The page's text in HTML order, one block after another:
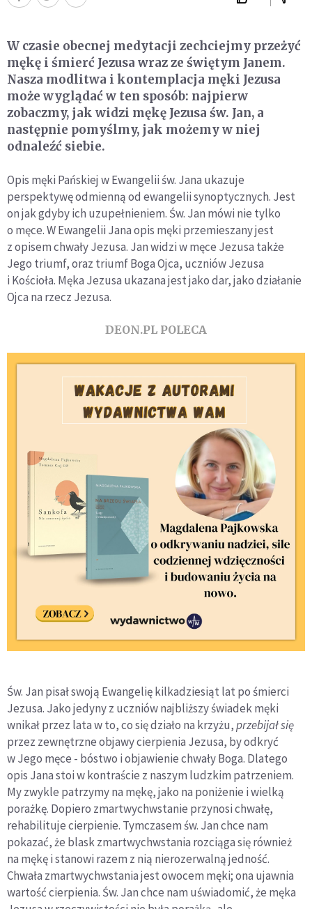
W czasie obecnej medytacji zechciejmy przeżyć
mękę i śmierć Jezusa wraz ze świętym Janem.
Nasza modlitwa i kontemplacja męki Jezusa
może wyglądać w ten sposób: najpierw
zobaczmy, jak widzi mękę Jezusa św. Jan, a
następnie pomyślmy, jak możemy w niej
odnaleźć siebie.
Opis męki Pańskiej w Ewangelii św. Jana ukazuje
perspektywę odmienną od ewangelii synoptycznych. Jest
on jak gdyby ich uzupełnieniem. Św. Jan mówi nie tylko
o męce. W Ewangelii Jana opis męki przemieszany jest
z opisem chwały Jezusa. Jan widzi w męce Jezusa także
Jego triumf, oraz triumf Boga Ojca, uczniów Jezusa
i Kościoła. Męka Jezusa ukazana jest jako dar, jako działanie
Ojca na rzecz Jezusa.
DEON.PL POLECA
Św. Jan pisał swoją Ewangelię kilkadziesiąt lat po śmierci
Jezusa. Jako jedyny z uczniów najbliższy świadek męki
wnikał przez lata w to, co się działo na krzyżu,przebijał się
przez zewnętrzne objawy cierpienia Jezusa, by odkryć
w Jego męce - bóstwo i objawienie chwały Boga. Dlatego
opis Jana stoi w kontraście z naszym ludzkim patrzeniem.
My zwykle patrzymy na mękę, jako na poniżenie i wielką
porażkę. Dopiero zmartwychwstanie przynosi chwałę,
rehabilituje cierpienie. Tymczasem św. Jan chce nam
pokazać, że blask zmartwychwstania rozciąga się również
na mękę i stanowi razem z nią nierozerwalną jedność.
Chwała zmartwychwstania jest owocem męki; ona ujawnia
wartość cierpienia. Św. Jan chce nam uświadomić, że męka